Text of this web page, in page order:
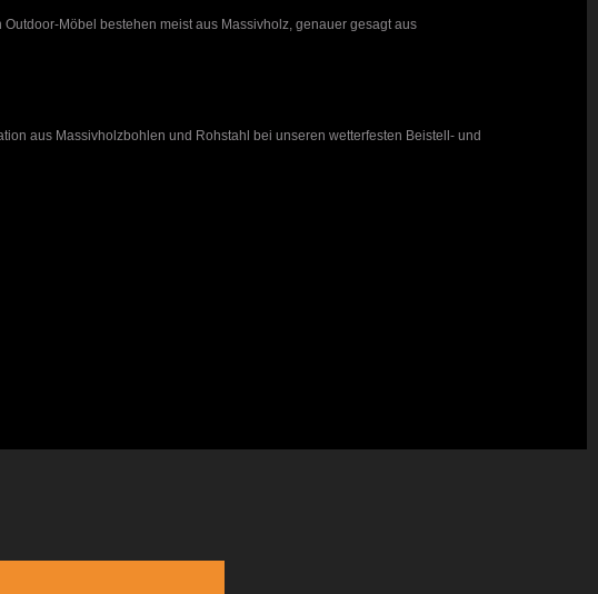
Möbel bestehen meist aus Massivholz, genauer gesagt aus
aus Massivholzbohlen und Rohstahl bei unseren wetterfesten Beistell- und